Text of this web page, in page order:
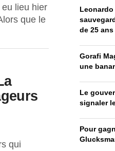
lieu hier
que le
qui
de 25 ans
Gorafi
une
Le
signaler
Pour